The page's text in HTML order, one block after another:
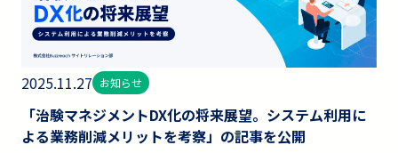
2025.11.27 お知らせ
「治験マネジメントDX化の将来展望。システム利用に
よる業務削減メリットを考察」の記事を公開